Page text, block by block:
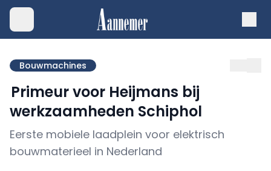
Bouwmachines
Primeur voor Heijmans bij
werkzaamheden Schiphol
Eerste mobiele laadplein voor elektrisch
bouwmaterieel in Nederland